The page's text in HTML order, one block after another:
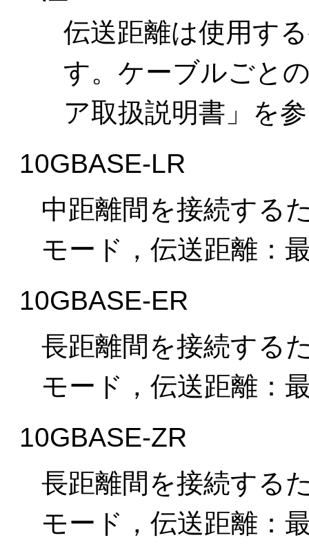
伝送距離は使用す
す。ケーブルごと
ア取扱説明書」を
10GBASE-LR
中距離間を接続する
モード，伝送距離：
10GBASE-ER
長距離間を接続する
モード，伝送距離：
10GBASE-ZR
長距離間を接続する
モード，伝送距離：